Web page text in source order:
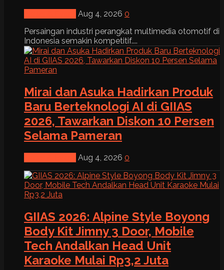
Aug 4, 2026 0
Persaingan industri perangkat multimedia otomotif di
Indonesia semakin kompetitif....
Mirai dan Asuka Hadirkan Produk
Baru Berteknologi AI di GIIAS
2026, Tawarkan Diskon 10 Persen
Selama Pameran
Aug 4, 2026 0
GIIAS 2026: Alpine Style Boyong
Body Kit Jimny 3 Door, Mobile
Tech Andalkan Head Unit
Karaoke Mulai Rp3,2 Juta